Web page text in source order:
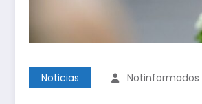
Noticias Notinformados